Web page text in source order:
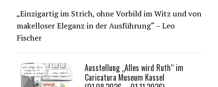
„Einzigartig im Strich, ohne Vorbild im Witz und von
makelloser Eleganz in der Ausführung“ – Leo
Fischer
Ausstellung „Alles wird Ruth“ im
Caricatura Museum Kassel